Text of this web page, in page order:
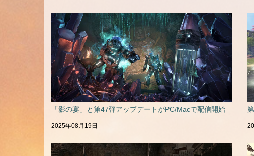
「影の宴」と第47弾アップデートがPC/Macで配信開始
2025年08月19日